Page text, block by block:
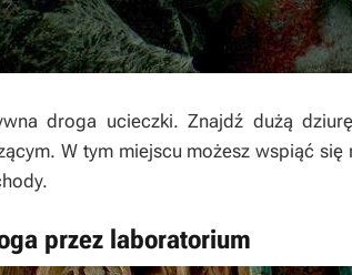
droga ucieczki. Znajdź dużą
W tym miejscu możesz wspiąć
przez laboratorium